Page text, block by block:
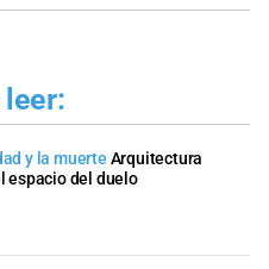
leer:
y la muerte Arquitectura
espacio del duelo